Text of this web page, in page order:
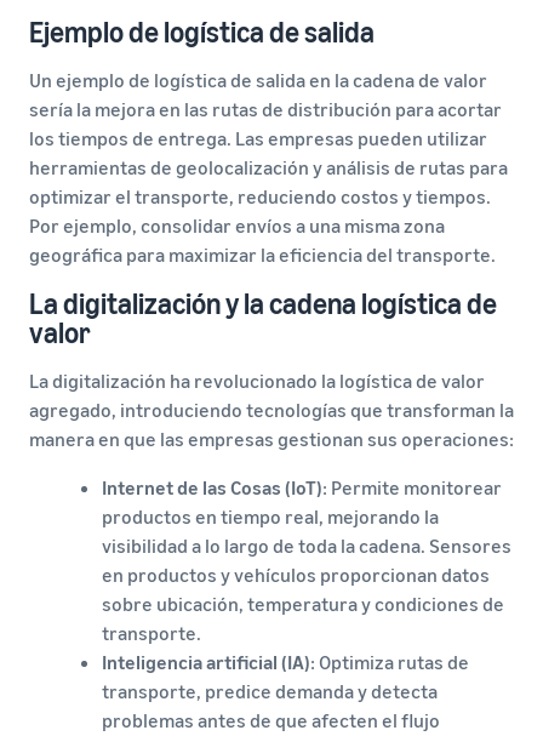
Ejemplo de logística de salida
Un ejemplo de logística de salida en la cadena de valor
sería la mejora en las rutas de distribución para acortar
los tiempos de entrega. Las empresas pueden utilizar
herramientas de geolocalización y análisis de rutas para
optimizar el transporte, reduciendo costos y tiempos.
Por ejemplo, consolidar envíos a una misma zona
geográfica para maximizar la eficiencia del transporte.
La digitalización y la cadena logística de
valor
La digitalización ha revolucionado la logística de valor
agregado, introduciendo tecnologías que transforman la
manera en que las empresas gestionan sus operaciones:
Internet de las Cosas (IoT): Permite monitorear
productos en tiempo real, mejorando la
visibilidad a lo largo de toda la cadena. Sensores
en productos y vehículos proporcionan datos
sobre ubicación, temperatura y condiciones de
transporte.
Inteligencia artificial (IA): Optimiza rutas de
transporte, predice demanda y detecta
problemas antes de que afecten el flujo